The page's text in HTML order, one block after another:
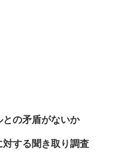
との矛盾がないか
対する聞き取り調査